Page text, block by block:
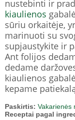
nustebinti ir
kiaulienos
sūriu orkaitėje,
marinuoti su
supjaustykite ir
Ant folijos
dedame
kiaulienos
kepame
Paskirtis: Vakarienės
Receptai pagal